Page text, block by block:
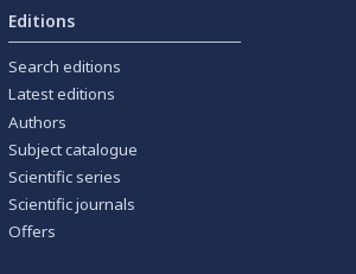
Editions
Search editions
Latest editions
Authors
Subject catalogue
Scientific series
Scientific journals
Offers